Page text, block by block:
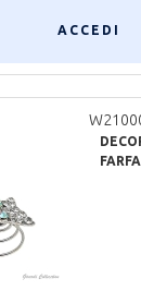
ACCEDI